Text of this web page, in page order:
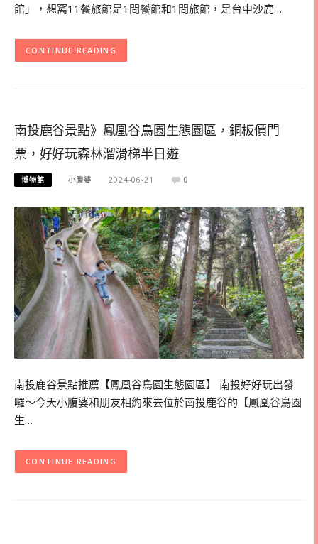
館」，想窩11餐旅館是1間餐館和1間旅館，是台中沙鹿…
CONTINUE READING
南投鹿谷景點》鳳凰谷鳥園生態園區，銅板價門
票，好好玩森林溜滑梯半日遊
博物館 小腹婆 2024-06-21 0
南投鹿谷景點推薦【鳳凰谷鳥園生態園區】 南投好好玩出發
囉～今天小腹婆和朋友相約來去位於南投鹿谷的【鳳凰谷鳥園
生…
CONTINUE READING